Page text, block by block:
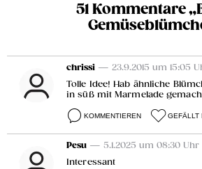
51 Kommentare
chrissi — 23.9.2015 um 15:05
Tolle Idee! Hab ähnliche
in süß mit Marmelade
KOMMENTIEREN GEFÄLLT
Pesu — 5.1.2025 um 08:30 Uhr
Interessant